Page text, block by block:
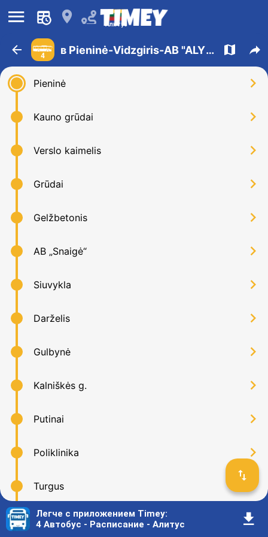
󰍜 󰍎 Алитус
󰁍 4 в Pieninė-Vidzgiris-AB "ALYTAUS CHEMIJA" 󰍍 󰒖
Pieninė 󰅂
Kauno grūdai 󰅂
Verslo kaimelis 󰅂
Grūdai 󰅂
Gelžbetonis 󰅂
AB „Snaigė“ 󰅂
Siuvykla 󰅂
Darželis 󰅂
Gulbynė 󰅂
Kalniškės g. 󰅂
Putinai 󰅂
Poliklinika 󰅂
Turgus 󰅂
Volungė 󰅂
󰓢
Легче с приложением Timey:
4 Автобус - Расписание - Алитус
󰇚